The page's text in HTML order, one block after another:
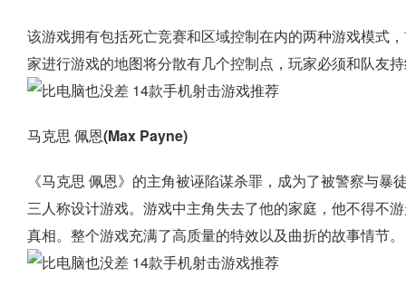
该游戏拥有包括死亡竞赛和区域控制在内的两种游戏模式
家进行游戏的地图将分散有几个控制点，玩家必须和队友
马克思 佩恩(Max Payne)
《马克思 佩恩》的主角被诬陷谋杀罪，成为了被警察与
三人称设计游戏。游戏中主角失去了他的家庭，他不得不
真相。整个游戏充满了高质量的特效以及曲折的故事情节。